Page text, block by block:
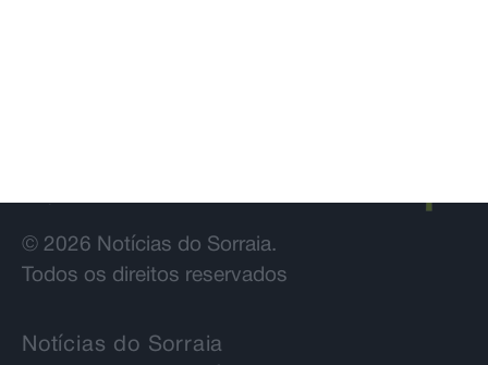
© 2026 Notícias do Sorraia.
Todos os direitos reservados
Notícias do Sorraia